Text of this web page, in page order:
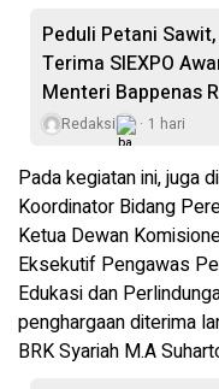
Peduli Petani
Terima SIEXPO
Menteri Bappenas
Redaksi 1 hari
Pada kegiatan ini, juga
Koordinator Bidang
Ketua Dewan
Eksekutif Pengawas
Edukasi dan
penghargaan diterima
BRK Syariah M.A